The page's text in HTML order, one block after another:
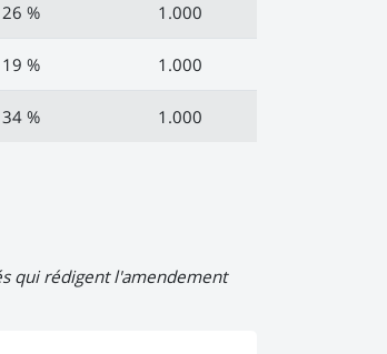
26 % 1.000
19 % 1.000
34 % 1.000
qui rédigent l'amendement